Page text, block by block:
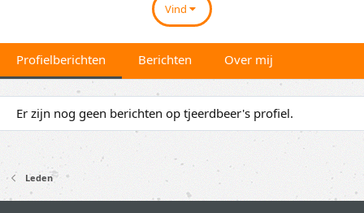
Vind
Profielberichten Berichten Over mij
Er zijn nog geen berichten op tjeerdbeer's profiel.
Leden